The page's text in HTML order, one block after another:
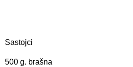
Sastojci
500 g. brašna